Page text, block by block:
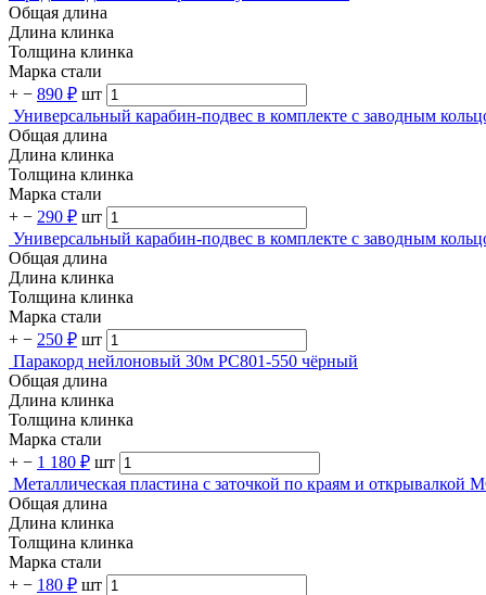
Общая длина
Длина клинка
Толщина клинка
Марка стали
+ − 890 ₽ шт
Универсальный карабин-подвес в комплекте с заводным
Общая длина
Длина клинка
Толщина клинка
Марка стали
+ − 290 ₽ шт
Универсальный карабин-подвес в комплекте с заводным
Общая длина
Длина клинка
Толщина клинка
Марка стали
+ − 250 ₽ шт
Паракорд нейлоновый 30м PC801-550 чёрный
Общая длина
Длина клинка
Толщина клинка
Марка стали
+ − 1 180 ₽ шт
Металлическая пластина с заточкой по краям и открывалкой
Общая длина
Длина клинка
Толщина клинка
Марка стали
+ − 180 ₽ шт